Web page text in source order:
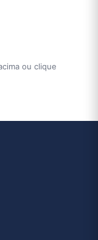
ou clique